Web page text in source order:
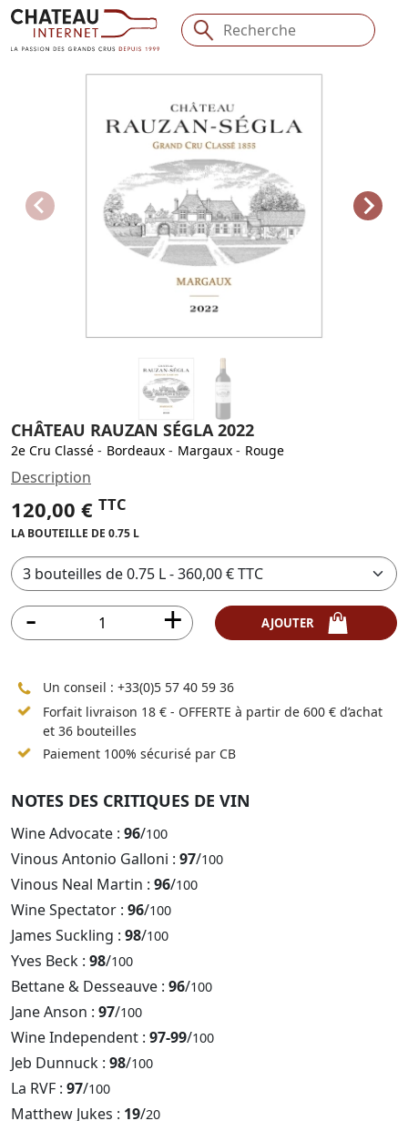
CHÂTEAU RAUZAN SÉGLA 2022
2e Cru Classé - Bordeaux - Margaux - Rouge
Description
120,00 € TTC
LA BOUTEILLE DE 0.75 L
Un conseil : +33(0)5 57 40 59 36
Forfait livraison 18 € - OFFERTE à partir de 600 € d’achat
et 36 bouteilles
Paiement 100% sécurisé par CB
NOTES DES CRITIQUES DE VIN
Wine Advocate : 96/100
Vinous Antonio Galloni : 97/100
Vinous Neal Martin : 96/100
Wine Spectator : 96/100
James Suckling : 98/100
Yves Beck : 98/100
Bettane & Desseauve : 96/100
Jane Anson : 97/100
Wine Independent : 97-99/100
Jeb Dunnuck : 98/100
La RVF : 97/100
Matthew Jukes : 19/20